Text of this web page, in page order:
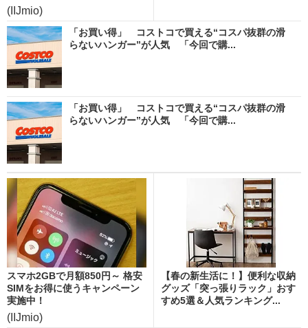
(IIJmio)
「お買い得」 コストコで買える“コスパ抜群の滑
らないハンガー”が人気 「今回で購...
「お買い得」 コストコで買える“コスパ抜群の滑
らないハンガー”が人気 「今回で購...
スマホ2GBで月額850円～ 格安
SIMをお得に使うキャンペーン
実施中！
(IIJmio)
【春の新生活に！】便利な収納
グッズ「突っ張りラック」おす
すめ5選＆人気ランキング...